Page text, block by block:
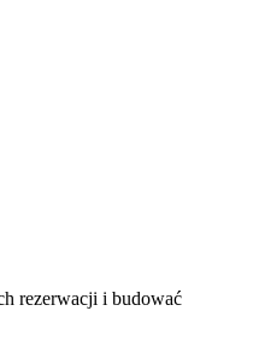
rezerwacji i budować